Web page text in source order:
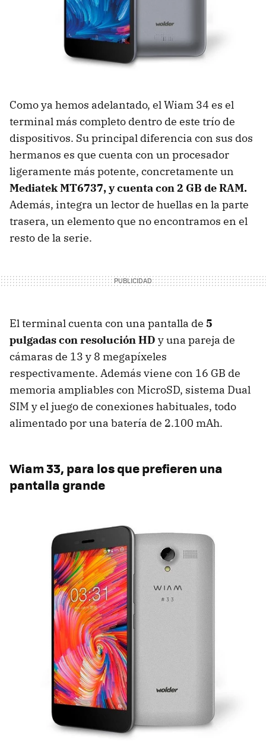
Como ya hemos adelantado, el Wiam 34 es el
terminal más completo dentro de este trío de
dispositivos. Su principal diferencia con sus dos
hermanos es que cuenta con un procesador
ligeramente más potente, concretamente un
Mediatek MT6737, y cuenta con 2 GB de RAM.
Además, integra un lector de huellas en la parte
trasera, un elemento que no encontramos en el
resto de la serie.
El terminal cuenta con una pantalla de 5
pulgadas con resolución HD y una pareja de
cámaras de 13 y 8 megapíxeles
respectivamente. Además viene con 16 GB de
memoria ampliables con MicroSD, sistema Dual
SIM y el juego de conexiones habituales, todo
alimentado por una batería de 2.100 mAh.
Wiam 33, para los que prefieren una
pantalla grande